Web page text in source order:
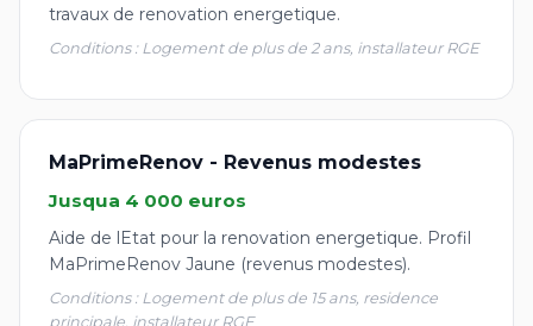
travaux de renovation energetique.
Conditions : Logement de plus de 2 ans, installateur RGE
MaPrimeRenov - Revenus modestes
Jusqua 4 000 euros
Aide de lEtat pour la renovation energetique. Profil
MaPrimeRenov Jaune (revenus modestes).
Conditions : Logement de plus de 15 ans, residence
principale, installateur RGE